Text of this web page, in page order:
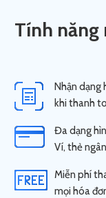
Tính năng
Nhận dạng
khi thanh
Đa dạng
Ví, thẻ
Miễn phí
mọi hóa